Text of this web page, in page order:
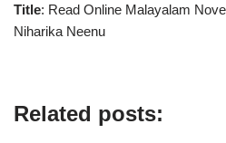
Title: Read Online Malayalam
Niharika Neenu
Related posts: